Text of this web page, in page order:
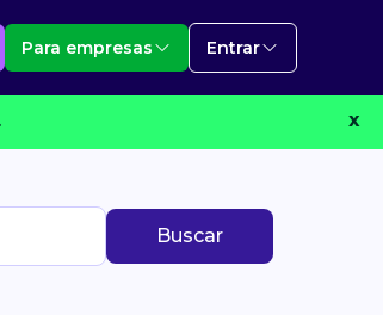
Para empresas Entrar
X
Buscar